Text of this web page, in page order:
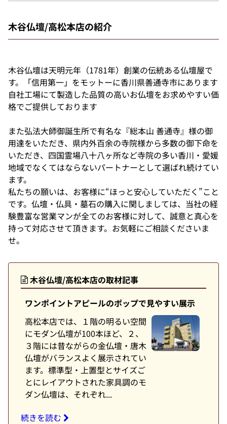
木谷仏壇/高松本店の紹介
木谷仏壇は天明元年（1781年）創業の伝統ある仏壇屋で
す。「信用第一」をモットーに香川県善通寺市にあります
自社工場にて製造した品質の高いお仏壇をお求めやすい価
格でご提供しております
また弘法大師御誕生所で有名な『総本山 善通寺』様の御
用達をいただき、県内外百余の寺院様から多数の御下命を
いただき、四国霊場八十八ヶ所など寺院の多い香川・愛媛
地域でなくてはならないパートナーとして選ばれ続けてい
ます。
私たちの願いは、お客様に“ほっと安心していただく”こと
です。仏壇・仏具・墓石の購入に関しましては、当社の経
験豊富な営業マンが全てのお客様に対して、誠意と真心を
持って対応させて頂きます。お気軽にご相談くださいま
せ。
木谷仏壇/高松本店の取材記事
ワンポイントアピールのポップで見やすい展示
高松本店では、１階の明るい空間
にモダン仏壇が100本ほど、２、
３階には昔ながらの金仏壇・唐木
仏壇がバランスよく展示されてい
ます。標準型・上置型とサイズご
とにレイアウトされた家具調のモ
ダン仏壇は、それぞれ...
続きを読む